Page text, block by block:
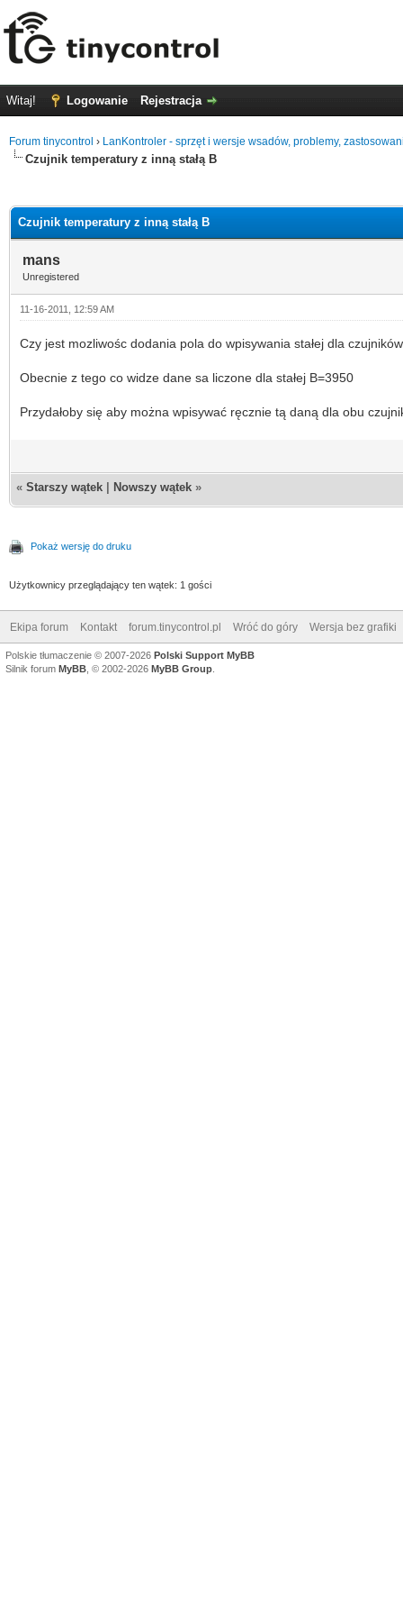
Witaj! Logowanie Rejestracja
Forum tinycontrol › LanKontroler - sprzęt i wersje wsadów, problemy,
Czujnik temperatury z inną stałą B
Czujnik temperatury z inną stałą B
mans
Unregistered
11-16-2011, 12:59 AM
Czy jest mozliwośc dodania pola do wpisywania stałej dla
Obecnie z tego co widze dane sa liczone dla stałej B=3950
Przydałoby się aby można wpisywać ręcznie tą daną dla obu
« Starszy wątek Nowszy wątek »
Pokaż wersję do druku
Użytkownicy przeglądający ten wątek: 1 gości
Ekipa forum Kontakt forum.tinycontrol.pl Wróć do góry Wersja bez grafiki
Polskie tłumaczenie © 2007-2026 Polski Support MyBB
Silnik forum MyBB , © 2002-2026 MyBB Group